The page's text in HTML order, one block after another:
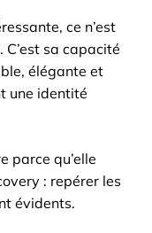
ce n’est
sa capacité
élégante et
une identité
parce qu’elle
: repérer les
évidents.